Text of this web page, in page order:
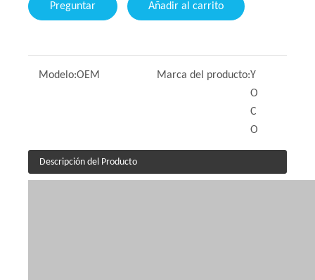
Preguntar Añadir al carrito
Modelo:OEM Marca del producto:Y
O
C
O
Descripción del Producto